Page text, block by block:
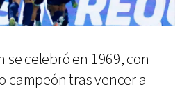
celebró en 1969, con
campeón tras vencer a